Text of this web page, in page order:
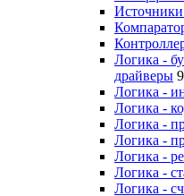
Логика -
драйверы
Логика -
Логика -
Логика -
Логика -
Логика -
Логика -
Логика -